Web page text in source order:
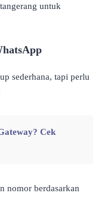
untuk
sederhana, tapi perlu
Cek
nomor berdasarkan